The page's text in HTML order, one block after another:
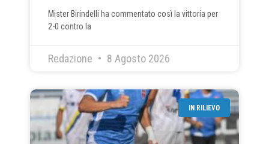
Mister Birindelli ha commentato così la vittoria per
2-0 contro la
Redazione 8 Agosto 2026
IN RILIEVO